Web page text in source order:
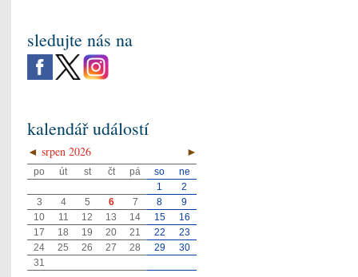
sledujte nás na
kalendář událostí
◄ ►
srpen 2026
po út st čt pá so
ne
1
2
3
4 5 6 7 8
9
10
11 12 13 14 15
16
17
18 19 20 21 22
23
24
25 26 27 28 29
30
31